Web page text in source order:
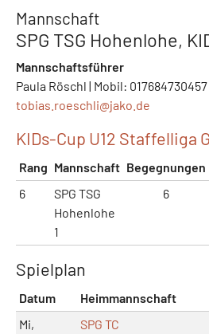
Mannschaft
SPG TSG Hohenlohe,
Mannschaftsführer
Paula Röschl | Mobil: 017684730457
tobias.roeschli@jako.de
KIDs-Cup U12 Staffelliga
Rang Mannschaft Begegnungen
6
SPG TSG
Hohenlohe
1
6
Spielplan
Datum Heimmannschaft
Mi,
SPG TC